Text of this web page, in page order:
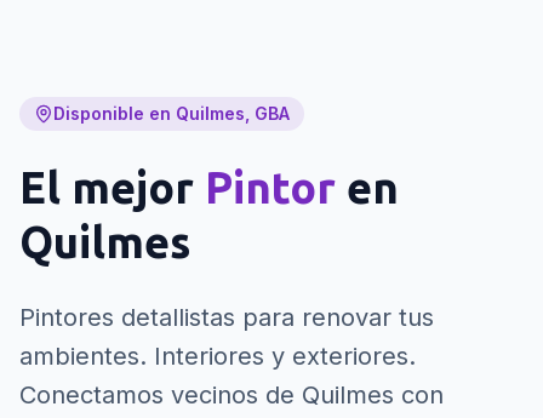
Disponible en Quilmes, GBA
El mejor Pintor en
Quilmes
Pintores detallistas para renovar tus
ambientes. Interiores y exteriores.
Conectamos vecinos de Quilmes con